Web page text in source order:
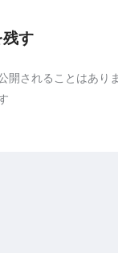
残す
開されることはあり